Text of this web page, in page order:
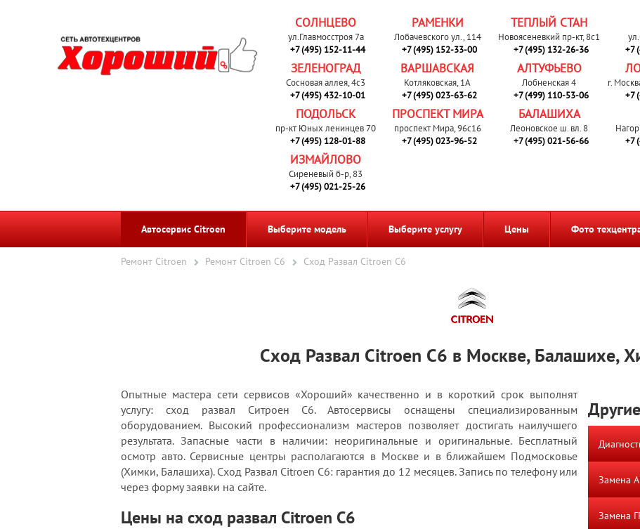
СОЛНЦЕВО
ул.Главмосстроя 7а
+7 (495) 152-11-44
РАМЕНКИ
Лобачевского ул., 114
+7 (495) 152-33-00
ТЕПЛЫЙ СТАН
Новоясеневкий пр-кт, 8с1
+7 (495) 132-26-36
+7
ЗЕЛЕНОГРАД
Сосновая аллея, 4с3
+7 (495) 432-10-01
ВАРШАВСКАЯ
Котляковская, 1А
+7 (495) 023-63-62
АЛТУФЬЕВО
Лобненская 4
+7 (499) 110-53-06
г.
+7
ПОДОЛЬСК
пр-кт Юных ленинцев 70
+7 (495) 128-01-88
ПРОСПЕКТ МИРА
проспект Мира, 96с16
+7 (495) 023-96-52
БАЛАШИХА
Леоновское ш. вл. 8
+7 (495) 021-56-66
+7
ИЗМАЙЛОВО
Сиреневый б-р, 83
+7 (495) 021-25-26
Автосервис Citroen Выберите модель Выберите услугу Цены Фото
Ремонт Citroen Ремонт Citroen C6 Сход Развал Citroen C6
Сход Развал Citroen C6 в Москве, Балашихе,
Опытные мастера сети сервисов «Хороший» качественно и в короткий срок выполнят
услугу: сход развал Ситроен С6. Автосервисы оснащены специализированным
оборудованием. Высокий профессионализм мастеров позволяет достигать наилучшего
результата. Запасные части в наличии: неоригинальные и оригинальные. Бесплатный
осмотр авто. Сервисные центры располагаются в Москве и в ближайшем Подмосковье
(Химки, Балашиха). Сход Развал Citroen C6: гарантия до 12 месяцев. Запись по телефону или
через форму заявки на сайте.
Цены на сход развал Citroen C6
Замена
Замена